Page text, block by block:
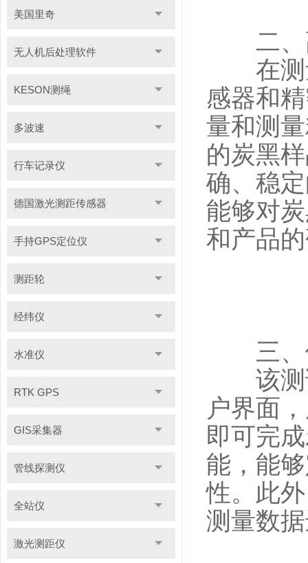
美国里奇
无人机后处理软件
KESON测绳
多波速
行车记录仪
德国激光测距传感器
手持GPS定位仪
测距轮
经纬仪
水准仪
RTK GPS
GIS采集器
管线探测仪
全站仪
激光测距仪
二、
在测量
感器和
量和测
的炭黑
确、稳
能够对
和产品
三、
该测试
户界面
即可完
能，能
性。此
测量数